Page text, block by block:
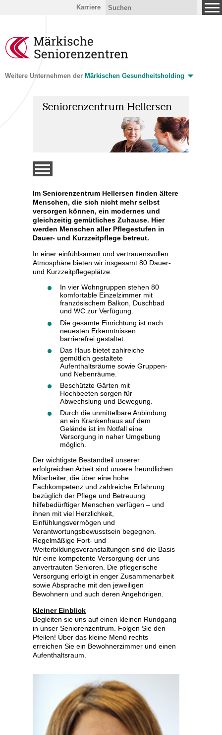
Karriere
Weitere Unternehmen der Märkischen Gesundheitsholding
Seniorenzentrum Hellersen
Im Seniorenzentrum Hellersen finden ältere
Menschen, die sich nicht mehr selbst
versorgen können, ein modernes und
gleichzeitig gemütliches Zuhause. Hier
werden Menschen aller Pflegestufen in
Dauer- und Kurzzeitpflege betreut.
In einer einfühlsamen und vertrauensvollen
Atmosphäre bieten wir insgesamt 80 Dauer-
und Kurzzeitpflegeplätze.
In vier Wohngruppen stehen 80
komfortable Einzelzimmer mit
französischem Balkon, Duschbad
und WC zur Verfügung.
Die gesamte Einrichtung ist nach
neuesten Erkenntnissen
barrierefrei gestaltet.
Das Haus bietet zahlreiche
gemütlich gestaltete
Aufenthaltsräume sowie Gruppen-
und Nebenräume.
Beschützte Gärten mit
Hochbeeten sorgen für
Abwechslung und Bewegung.
Durch die unmittelbare Anbindung
an ein Krankenhaus auf dem
Gelände ist im Notfall eine
Versorgung in naher Umgebung
möglich.
Der wichtigste Bestandteil unserer
erfolgreichen Arbeit sind unsere freundlichen
Mitarbeiter, die über eine hohe
Fachkompetenz und zahlreiche Erfahrung
bezüglich der Pflege und Betreuung
hilfebedürftiger Menschen verfügen – und
ihnen mit viel Herzlichkeit,
Einfühlungsvermögen und
Verantwortungsbewusstsein begegnen.
Regelmäßige Fort- und
Weiterbildungsveranstaltungen sind die Basis
für eine kompetente Versorgung der uns
anvertrauten Senioren. Die pflegerische
Versorgung erfolgt in enger Zusammenarbeit
sowie Absprache mit den jeweiligen
Bewohnern und auch deren Angehörigen.
Kleiner Einblick
Begleiten sie uns auf einen kleinen Rundgang
in unser Seniorenzentrum. Folgen Sie den
Pfeilen! Über das kleine Menü rechts
erreichen Sie ein Bewohnerzimmer und einen
Aufenthaltsraum.